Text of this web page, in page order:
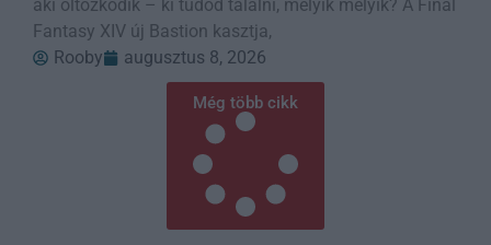
aki öltözködik – ki tudod találni, melyik melyik? A Final
Fantasy XIV új Bastion kasztja,
Rooby
augusztus 8, 2026
Még több cikk